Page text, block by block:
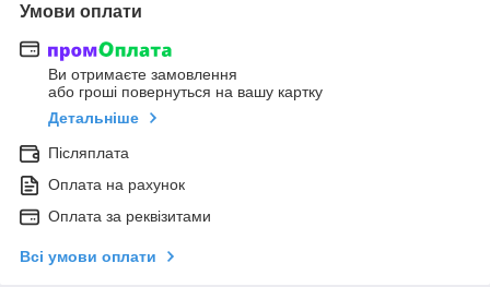
Умови оплати
Ви отримаєте замовлення
або гроші повернуться на вашу картку
Детальніше
Післяплата
Оплата на рахунок
Оплата за реквізитами
Всі умови оплати